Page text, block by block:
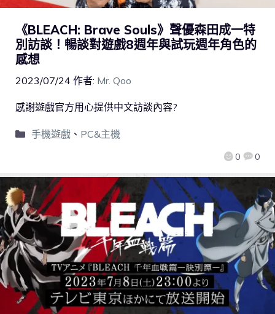
《BLEACH: Brave Souls》聲優森田成一特
別訪談！暢談對遊戲8週年與試玩週年角色的
感想
2023/07/24 作者: Mr. Qoo
0 0
感謝遊戲官方用心提供中文訪談內容?
手機遊戲、 PC&主機